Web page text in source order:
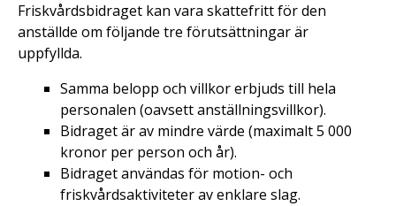
Friskvårdsbidraget kan vara skattefritt för den
anställde om följande tre förutsättningar är
uppfyllda.
Samma belopp och villkor erbjuds till hela
personalen (oavsett anställningsvillkor).
Bidraget är av mindre värde (maximalt 5 000
kronor per person och år).
Bidraget användas för motion- och
friskvårdsaktiviteter av enklare slag.